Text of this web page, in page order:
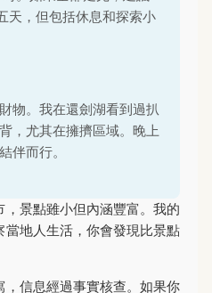
天，但包括休息和探索小
物。我在還劍湖看到過扒
，尤其在擁擠區域。晚上
伴而行。
景點雖小但內涵豐富。我的
地人生活，你會發現比景點
信息經過事實核查。如果你